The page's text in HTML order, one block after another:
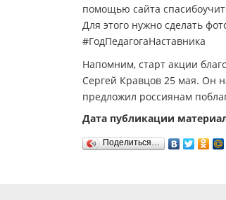
помощью сайта
Для этого нужно сделать
#ГодПедагогаНаставника
Напомним, старт акции
Сергей Кравцов 25 мая. Он
предложил россиянам
Дата публикации
Поделиться…